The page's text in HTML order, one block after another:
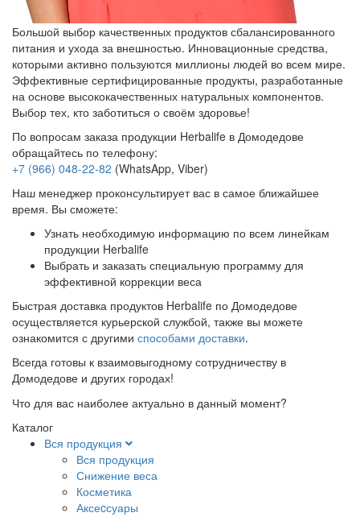
Большой выбор качественных продуктов сбалансированного
питания и ухода за внешностью. Инновационные средства,
которыми активно пользуются миллионы людей во всем мире.
Эффективные сертифицированные продукты, разработанные
на основе высококачественных натуральных компонентов.
Выбор тех, кто заботиться о своём здоровье!
По вопросам заказа продукции Herbalife в Домодедове
обращайтесь по телефону:
+7 (966) 048-22-82 (WhatsApp, Viber)
Наш менеджер проконсультирует вас в самое ближайшее
время. Вы сможете:
Узнать необходимую информацию по всем линейкам
продукции Herbalife
Выбрать и заказать специальную программу для
эффективной коррекции веса
Быстрая доставка продуктов Herbalife по Домодедове
осуществляется курьерской службой, также вы можете
ознакомится с другими способами доставки.
Всегда готовы к взаимовыгодному сотрудничеству в
Домодедове и других городах!
Что для вас наиболее актуально в данный момент?
Каталог
Вся продукция
Вся продукция
Снижение веса
Косметика
Аксеcсуары